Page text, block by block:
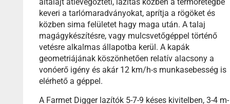
keveri a tarlómaradványokat, aprítja a rögöket és
közben sima felületet hagy maga után. A talaj
magágykészítésre, vagy mulcsvetőgéppel történő
vetésre alkalmas állapotba kerül. A kapák
geometriájának köszönhetően relatív alacsony a
vonóerő igény és akár 12 km/h-s munkasebesség is
elérhető a géppel.
A Farmet Digger lazítók 5-7-9 késes kivitelben, 3-4 m-